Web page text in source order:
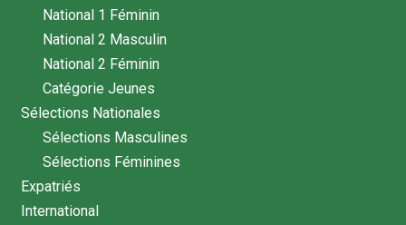
National 1 Féminin
National 2 Masculin
National 2 Féminin
Catégorie Jeunes
Sélections Nationales
Sélections Masculines
Sélections Féminines
Expatriés
International